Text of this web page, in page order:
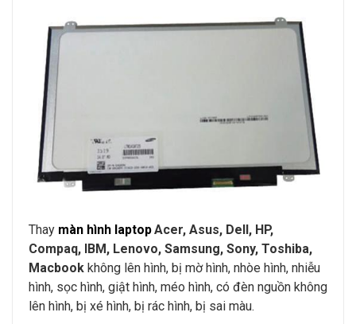
Thay màn hình laptopAcer, Asus, Dell, HP,
Compaq, IBM, Lenovo, Samsung, Sony, Toshiba,
Macbook không lên hình, bị mờ hình, nhòe hình, nhiễu
hình, sọc hình, giật hình, méo hình, có đèn nguồn không
lên hình, bị xé hình, bị rác hình, bị sai màu.